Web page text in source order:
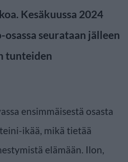
Kesäkuussa 2024
seurataan jälleen
tunteiden
ensimmäisestä osasta
ikää, mikä tietää
elämään. Ilon,